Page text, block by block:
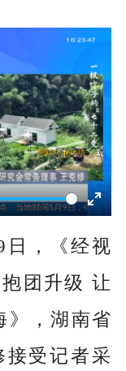
E
n
t
e
r
日，《经视
团升级 让
》，湖南省
受记者采